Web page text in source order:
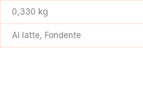
0,330 kg
Al latte, Fondente